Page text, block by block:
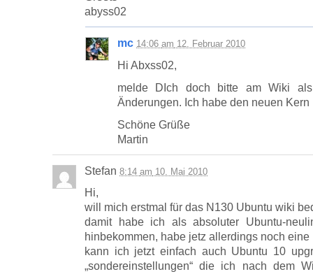
abyss02
mc 14:06 am 12. Februar 2010
Hi Abxss02,
melde DIch doch bitte am Wiki
Änderungen. Ich habe den neuen
Schöne Grüße
Martin
Stefan 8:14 am 10. Mai 2010
Hi,
will mich erstmal für das N130 Ubuntu wiki
damit habe ich als absoluter Ubuntu-
hinbekommen, habe jetz allerdings noch eine
kann ich jetzt einfach auch Ubuntu 10
„sondereinstellungen“ die ich nach dem